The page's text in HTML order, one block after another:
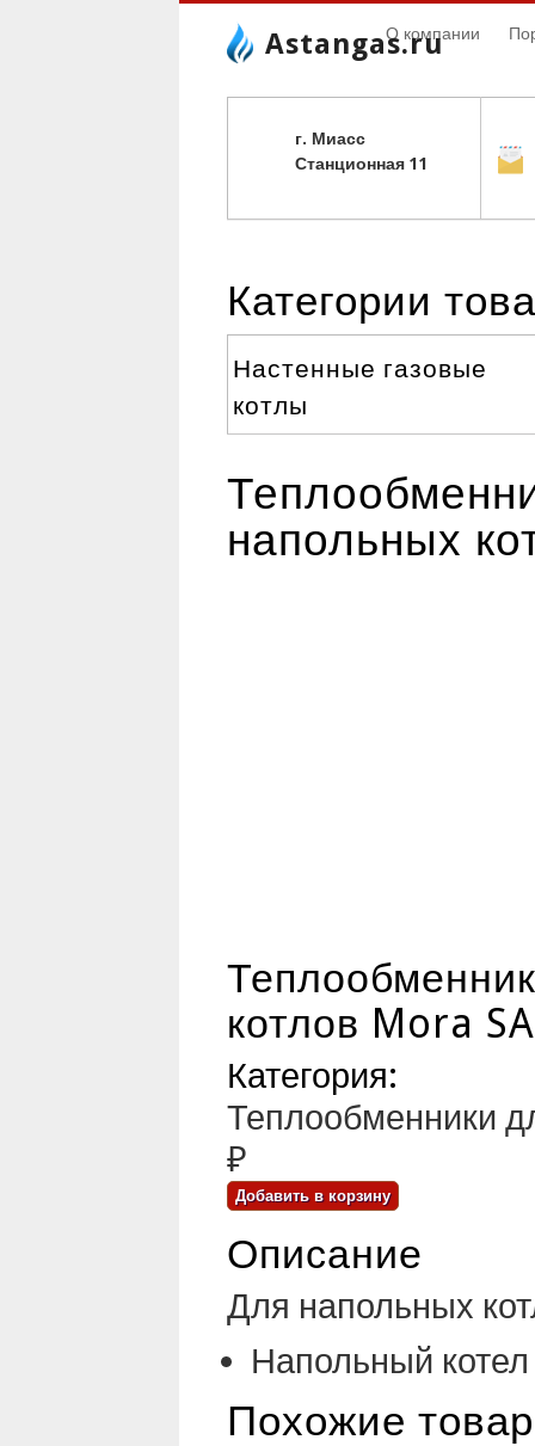
Astangas.ru
г. Миасс
Станционная 11
О компании
Категории
Настенные газовые
котлы
напольных
котлов Mora
Категория:
Теплообменники
₽
Описание
Для напольных
Напольный
Похожие